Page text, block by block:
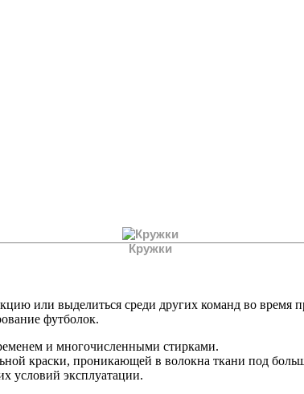
Кружки
или выделиться среди других команд во время
футболок.
и многочисленными стирками.
краски, проникающей в волокна ткани под
условий эксплуатации.